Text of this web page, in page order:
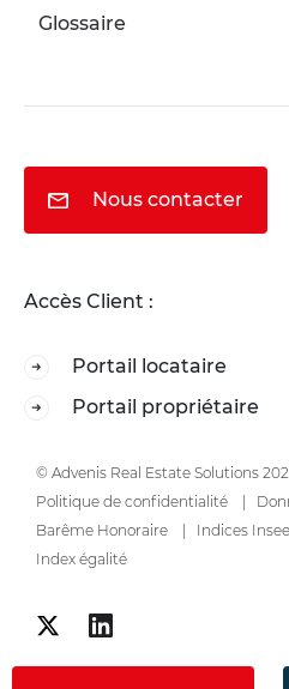
Glossaire
Nous contacter
Accès Client :
Portail locataire
Portail propriétaire
© Advenis Real Estate Solutions
Politique de confidentialité
Barême Honoraire
Indices Insee
Index égalité